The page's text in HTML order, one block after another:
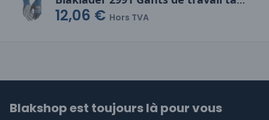
12,06 € Hors TVA
Blakshop est toujours là pour vous